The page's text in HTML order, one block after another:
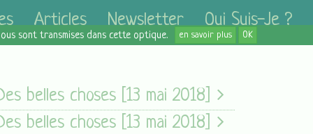
sont transmises dans cette optique. en savoir plus OK
Articles Newsletter Qui Suis-Je ?
belles choses [13 mai 2018]
belles choses [13 mai 2018]